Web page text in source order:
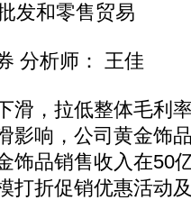
和零售贸易
分析师： 王佳
，拉低整体毛利
影响，公司黄金饰
饰品销售收入在50
打折促销优惠活动